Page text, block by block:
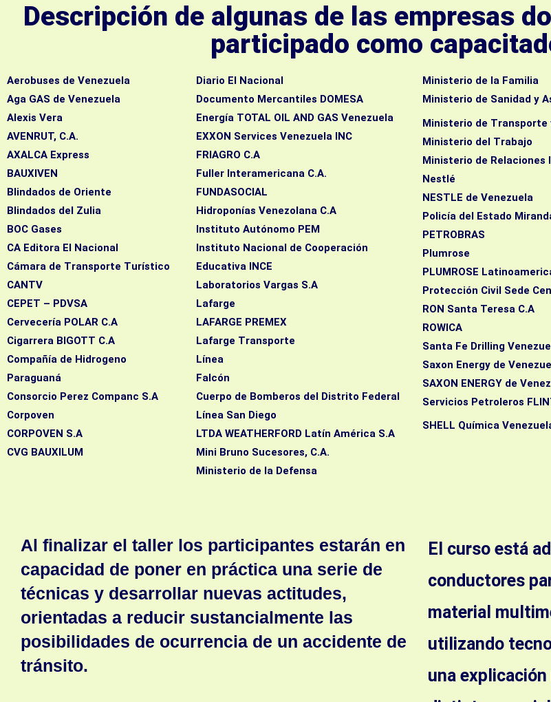
Descripción de algunas de las empresas
participado como
Aerobuses de Venezuela
Aga GAS de Venezuela​
Alexis Vera
AVENRUT, C.A.
AXALCA Express
BAUXIVEN
Blindados de Oriente
Blindados del Zulia
BOC Gases
CA Editora El Nacional
Cámara de Transporte Turístico
CANTV
CEPET – PDVSA
Cervecería POLAR C.A
Cigarrera BIGOTT C.A
Compañía de Hidrogeno
Paraguaná
Consorcio Perez Companc S.A
Corpoven
CORPOVEN S.A
CVG BAUXILUM
Diario El Nacional
Documento Mercantiles DOMESA
Energía TOTAL OIL AND GAS Venezuela
EXXON Services Venezuela INC
FRIAGRO C.A
Fuller Interamericana C.A.
FUNDASOCIAL
Hidroponías Venezolana C.A
Instituto Autónomo PEM
Instituto Nacional de Cooperación
Educativa INCE
Laboratorios Vargas S.A
Lafarge
LAFARGE PREMEX
Lafarge Transporte
Línea
Falcón
Cuerpo de Bomberos del Distrito Federal
Línea San Diego
LTDA WEATHERFORD Latín América S.A
Mini Bruno Sucesores, C.A.
Ministerio de la Defensa
Ministerio de la Familia
Ministerio de Sanidad y
Ministerio de Transporte
Ministerio del Trabajo
Ministerio de Relaciones
Nestlé
NESTLE de Venezuela
Policía del Estado
PETROBRAS
Plumrose
PLUMROSE
Protección Civil Sede
RON Santa Teresa C.A
ROWICA
Santa Fe Drilling
Saxon Energy de
SAXON ENERGY de
Servicios Petroleros
SHELL Química
Al finalizar el taller los participantes estarán en
capacidad de poner en práctica una serie de
técnicas y desarrollar nuevas actitudes,
orientadas a reducir sustancialmente las
posibilidades de ocurrencia de un accidente de
tránsito.
El curso está
conductores
material
utilizando
una